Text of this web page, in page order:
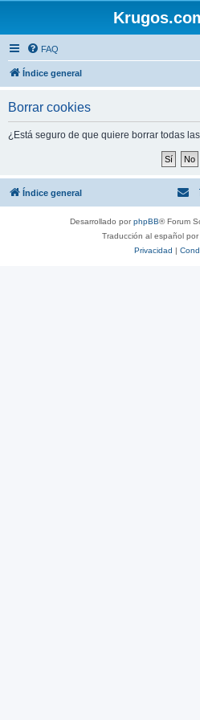
FAQ
Índice general
Borrar cookies
¿Está seguro de que quiere borrar todas
Índice general
Desarrollado porphpBB® Forum
Traducción al español por
Privacidad |